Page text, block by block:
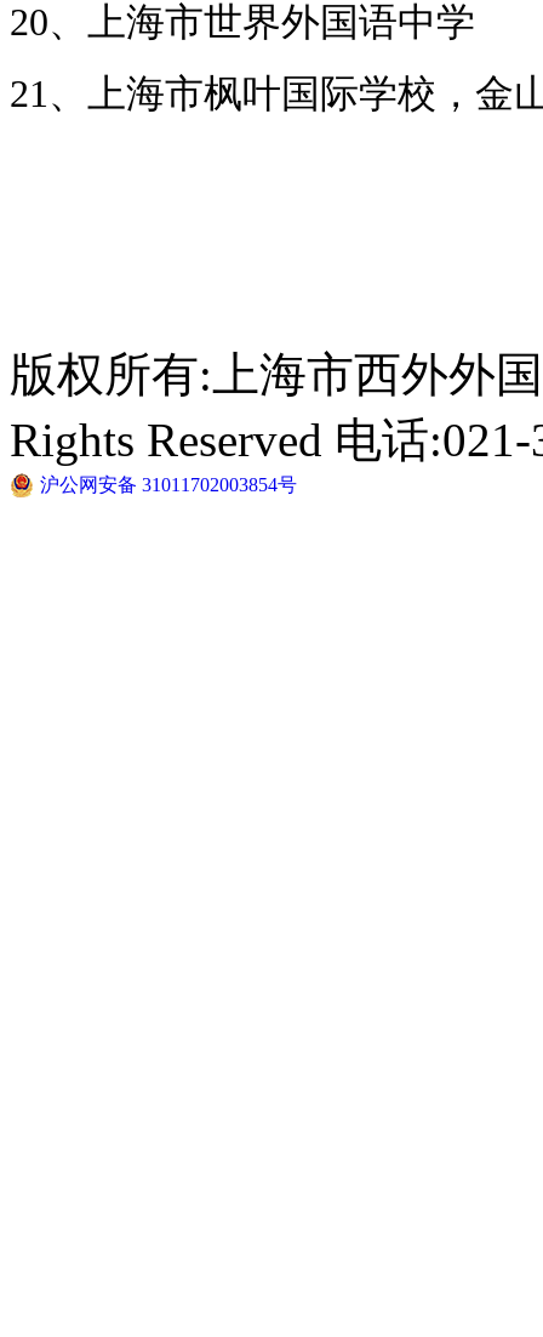
20、上海市世界外国语中学
21、上海市枫叶国际学校，金
版权所有:上海市西外外
Rights Reserved 电话
沪公网安备 31011702003854号